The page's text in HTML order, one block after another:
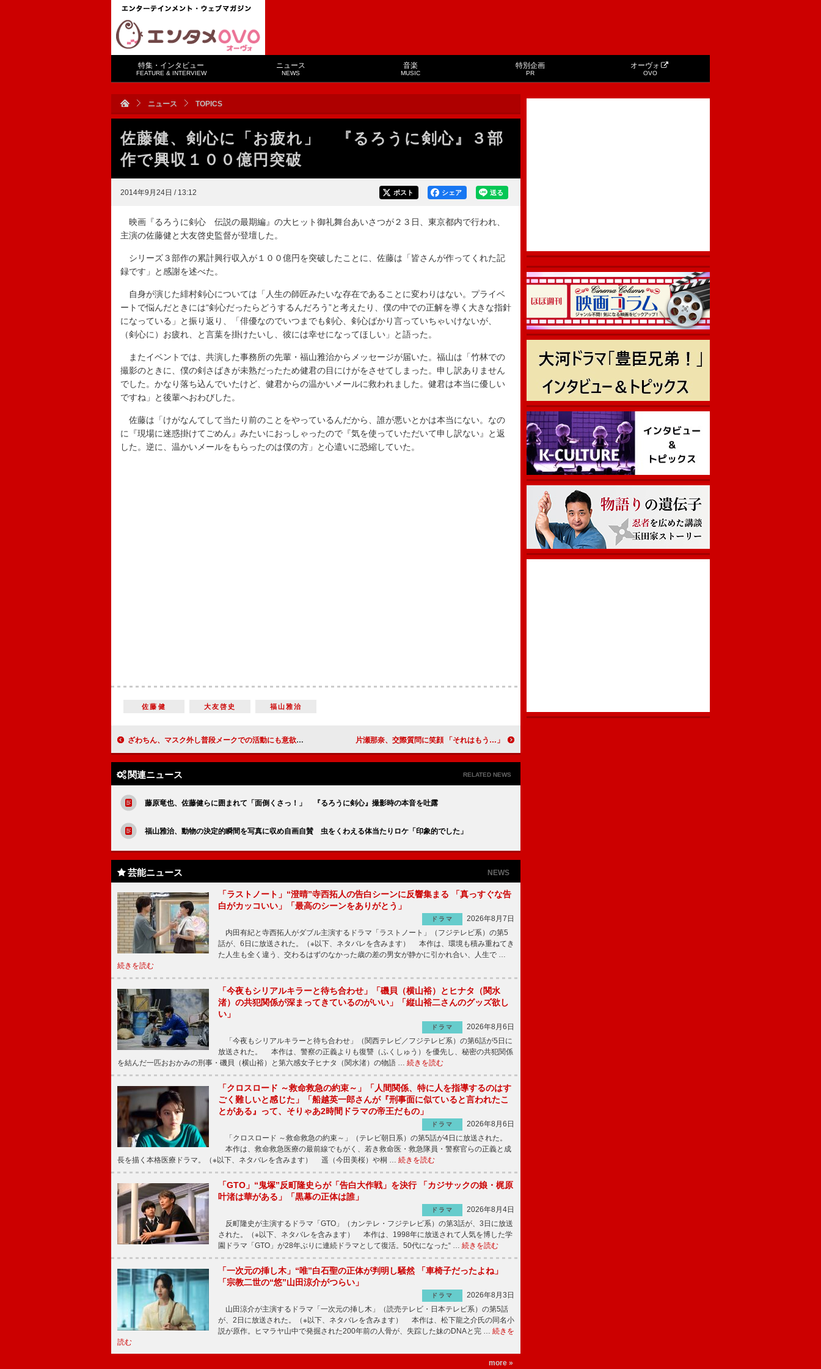
特集・インタビュー
FEATURE & INTERVIEW
ニュース
NEWS
音楽
MUSIC
特別企画
PR
オーヴォ
OVO
ニュース TOPICS
佐藤健、剣心に「お疲れ」 『るろうに剣心』３部
作で興収１００億円突破
2014年9月24日 / 13:12 送る
シェア
ポスト
映画『るろうに剣心 伝説の最期編』の大ヒット御礼舞台あいさつが２３日、東京都内で行われ、
主演の佐藤健と大友啓史監督が登壇した。
シリーズ３部作の累計興行収入が１００億円を突破したことに、佐藤は「皆さんが作ってくれた記
録です」と感謝を述べた。
自身が演じた緋村剣心については「人生の師匠みたいな存在であることに変わりはない。プライベ
ートで悩んだときには“剣心だったらどうするんだろう”と考えたり、僕の中での正解を導く大きな指針
になっている」と振り返り、「俳優なのでいつまでも剣心、剣心ばかり言っていちゃいけないが、
（剣心に）お疲れ、と言葉を掛けたいし、彼には幸せになってほしい」と語った。
またイベントでは、共演した事務所の先輩・福山雅治からメッセージが届いた。福山は「竹林での
撮影のときに、僕の剣さばきが未熟だったため健君の目にけがをさせてしまった。申し訳ありません
でした。かなり落ち込んでいたけど、健君からの温かいメールに救われました。健君は本当に優しい
ですね」と後輩へおわびした。
佐藤は「けがなんてして当たり前のことをやっているんだから、誰が悪いとかは本当にない。なの
に『現場に迷惑掛けてごめん』みたいにおっしゃったので『気を使っていただいて申し訳ない』と返
した。逆に、温かいメールをもらったのは僕の方」と心遣いに恐縮していた。
佐藤健 大友啓史 福山雅治
ざわちん、マスク外し普段メークでの活動にも意欲 「ありのままの自分を出したい」 片瀬那奈、交際質問に笑顔 「それはもう…」
関連ニュース RELATED NEWS
藤原竜也、佐藤健らに囲まれて「面倒くさっ！」 『るろうに剣心』撮影時の本音を吐露
福山雅治、動物の決定的瞬間を写真に収め自画自賛 虫をくわえる体当たりロケ「印象的でした」
芸能ニュース NEWS
「ラストノート」“澄晴”寺西拓人の告白シーンに反響集まる 「真っすぐな告
白がカッコいい」「最高のシーンをありがとう」
ドラマ
2026年8月7日
内田有紀と寺西拓人がダブル主演するドラマ「ラストノート」（フジテレビ系）の第5
話が、6日に放送された。（※以下、ネタバレを含みます） 本作は、環境も積み重ねてき
た人生も全く違う、交わるはずのなかった歳の差の男女が静かに引かれ合い、人生で …
続きを読む
「今夜もシリアルキラーと待ち合わせ」「磯貝（横山裕）とヒナタ（関水
渚）の共犯関係が深まってきているのがいい」「縦山裕二さんのグッズ欲し
い」
ドラマ
2026年8月6日
「今夜もシリアルキラーと待ち合わせ」（関西テレビ／フジテレビ系）の第6話が5日に
放送された。 本作は、警察の正義よりも復讐（ふくしゅう）を優先し、秘密の共犯関係
を結んだ一匹おおかみの刑事・磯貝（横山裕）と第六感女子ヒナタ（関水渚）の物語 … 続きを読む
「クロスロード ～救命救急の約束～」「人間関係、特に人を指導するのはす
ごく難しいと感じた」「船越英一郎さんが『刑事面に似ていると言われたこ
とがある』って、そりゃあ2時間ドラマの帝王だもの」
ドラマ
2026年8月6日
「クロスロード ～救命救急の約束～」（テレビ朝日系）の第5話が4日に放送された。
本作は、救命救急医療の最前線でもがく、若き救命医・救急隊員・警察官らの正義と成
長を描く本格医療ドラマ。（※以下、ネタバレを含みます） 遥（今田美桜）や桐 … 続きを読む
「GTO」“鬼塚”反町隆史らが「告白大作戦」を決行 「カジサックの娘・梶原
叶渚は華がある」「黒幕の正体は誰」
ドラマ
2026年8月4日
反町隆史が主演するドラマ「GTO」（カンテレ・フジテレビ系）の第3話が、3日に放送
された。（※以下、ネタバレを含みます） 本作は、1998年に放送されて人気を博した学
園ドラマ「GTO」が28年ぶりに連続ドラマとして復活。50代になった“ … 続きを読む
「一次元の挿し木」“唯”白石聖の正体が判明し騒然 「車椅子だったよね」
「宗教二世の“悠”山田涼介がつらい」
ドラマ
2026年8月3日
山田涼介が主演するドラマ「一次元の挿し木」（読売テレビ・日本テレビ系）の第5話
が、2日に放送された。（※以下、ネタバレを含みます） 本作は、松下龍之介氏の同名小
説が原作。ヒマラヤ山中で発掘された200年前の人骨が、失踪した妹のDNAと完 … 続きを
読む
more »